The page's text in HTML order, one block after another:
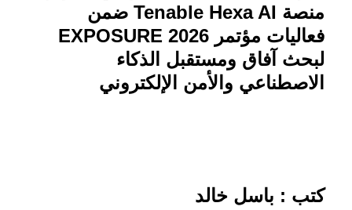
منصة Tenable Hexa AI ضمن
فعاليات مؤتمر EXPOSURE 2026
لبحث آفاق ومستقبل الذكاء
الاصطناعي والأمن الإلكتروني
كتب : باسل خالد